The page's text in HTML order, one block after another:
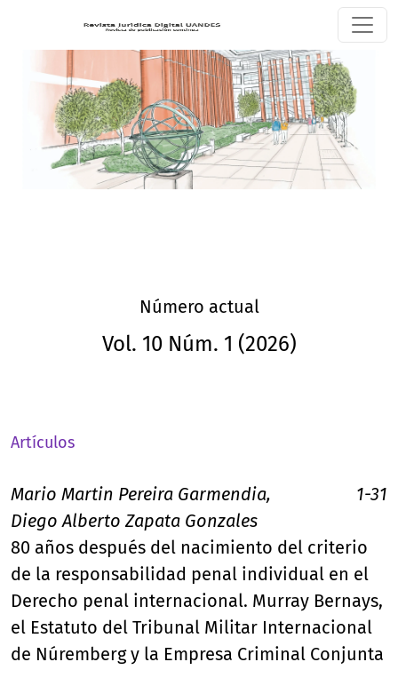
Número actual
Vol. 10 Núm. 1 (2026)
Artículos
Mario Martin Pereira Garmendia,
Diego Alberto Zapata Gonzales
1-31
80 años después del nacimiento del criterio
de la responsabilidad penal individual en el
Derecho penal internacional. Murray Bernays,
el Estatuto del Tribunal Militar Internacional
de Núremberg y la Empresa Criminal Conjunta